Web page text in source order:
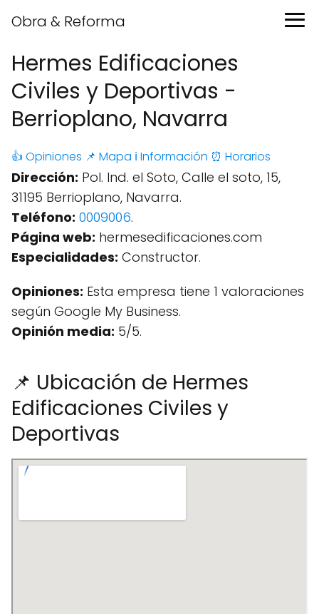
Obra & Reforma
Hermes Edificaciones
Civiles y Deportivas -
Berrioplano, Navarra
👍 Opiniones 📌 Mapa ℹ️ Información ⏰ Horarios
Dirección: Pol. Ind. el Soto, Calle el soto, 15,
31195 Berrioplano, Navarra.
Teléfono: 0009006.
Página web: hermesedificaciones.com
Especialidades: Constructor.
Opiniones: Esta empresa tiene 1 valoraciones
según Google My Business.
Opinión media: 5/5.
📌 Ubicación de Hermes
Edificaciones Civiles y
Deportivas